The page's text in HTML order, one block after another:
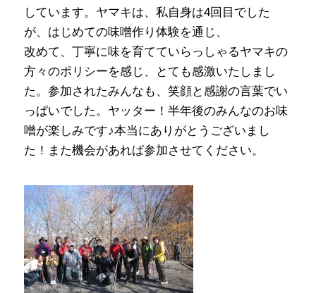
しています。ヤマキは、私自身は4回目でした
が、はじめての味噌作り体験を通じ、
改めて、丁寧に味を育てていらっしゃるヤマキの
方々のポリシーを感じ、とても感激いたしまし
た。参加されたみんなも、笑顔と感謝の言葉でい
っぱいでした。ヤッター！半年後のみんなのお味
噌が楽しみです♪本当にありがとうございまし
た！また機会があれば参加させてください。